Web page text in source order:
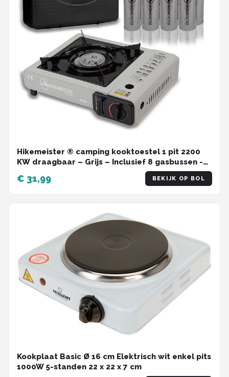
Hikemeister ® camping kooktoestel 1 pit 2200
KW draagbaar – Grijs – Inclusief 8 gasbussen -
met Nederlandse beschrijving en CE –
Butaangas Gasstel Gasfornuis Gaspit -
Campingkooktoestel Gas Kookplaat - Met Koffer
€ 31,99 BEKIJK OP BOL
Kookplaat Basic Ø 16 cm Elektrisch wit enkel pits
1000W 5-standen 22 x 22 x 7 cm